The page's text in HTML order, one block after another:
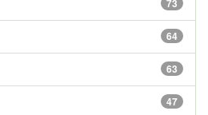
73
64
63
47